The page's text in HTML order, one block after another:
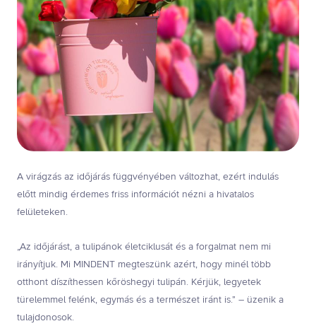
A virágzás az időjárás függvényében változhat, ezért indulás
előtt mindig érdemes friss információt nézni a hivatalos
felületeken.
„Az időjárást, a tulipánok életciklusát és a forgalmat nem mi
irányítjuk. Mi MINDENT megteszünk azért, hogy minél több
otthont díszíthessen kőröshegyi tulipán. Kérjük, legyetek
türelemmel felénk, egymás és a természet iránt is.” – üzenik a
tulajdonosok.